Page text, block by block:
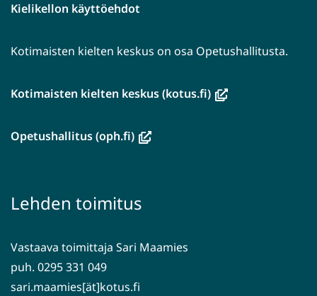
Kielikellon käyttöehdot
Kotimaisten kielten keskus on osa Opetushallitusta.
Kotimaisten kielten keskus (kotus.fi)(avautuu
Opetushallitus (oph.fi)(avautuu
toiseen
Lehden toimitus
Vastaava toimittaja Sari Maamies
puh. 0295 331 049
sari.maamies[ät]kotus.fi